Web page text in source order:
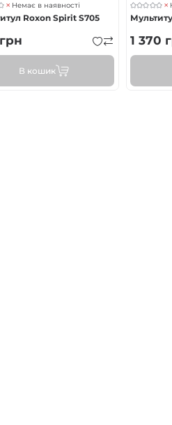
Немає в наявності
Roxon Spirit S705
грн
В кошик
1 370